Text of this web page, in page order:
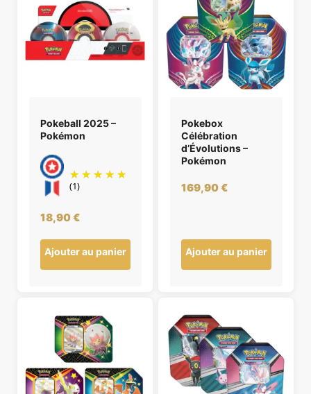
Pokeball 2025 –
Pokémon
(1)
18,90€
Ajouter au panier
Pokebox
Célébration
d’Évolutions –
Pokémon
169,90€
Ajouter au panier